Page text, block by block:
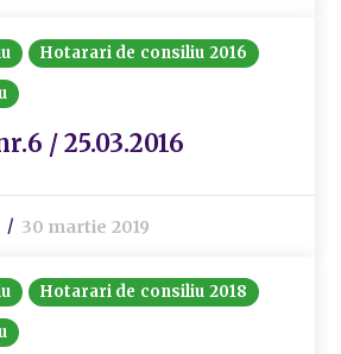
Hotarari de consiliu 2016
/ 25.03.2016
30 martie 2019
Hotarari de consiliu 2018